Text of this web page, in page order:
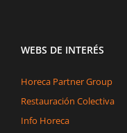
WEBS DE INTERÉS
Horeca Partner Group
Restauración Colectiva
Info Horeca